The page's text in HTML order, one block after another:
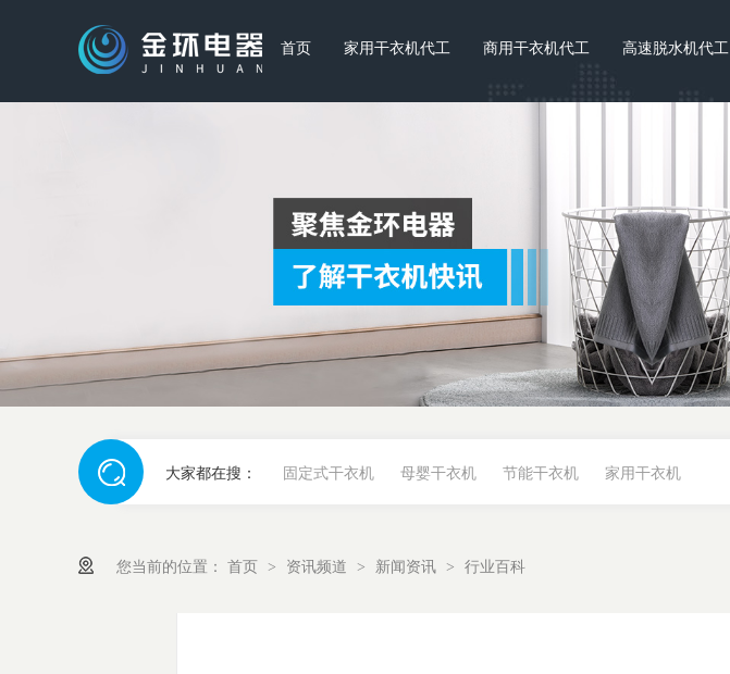
首页 家用干衣机代工 商用干衣机代工 高速脱水机代工
大家都在搜： 固定式干衣机 母婴干衣机 节能干衣机 家用干衣机
您当前的位置： 首页 > 资讯频道 > 新闻资讯 > 行业百科